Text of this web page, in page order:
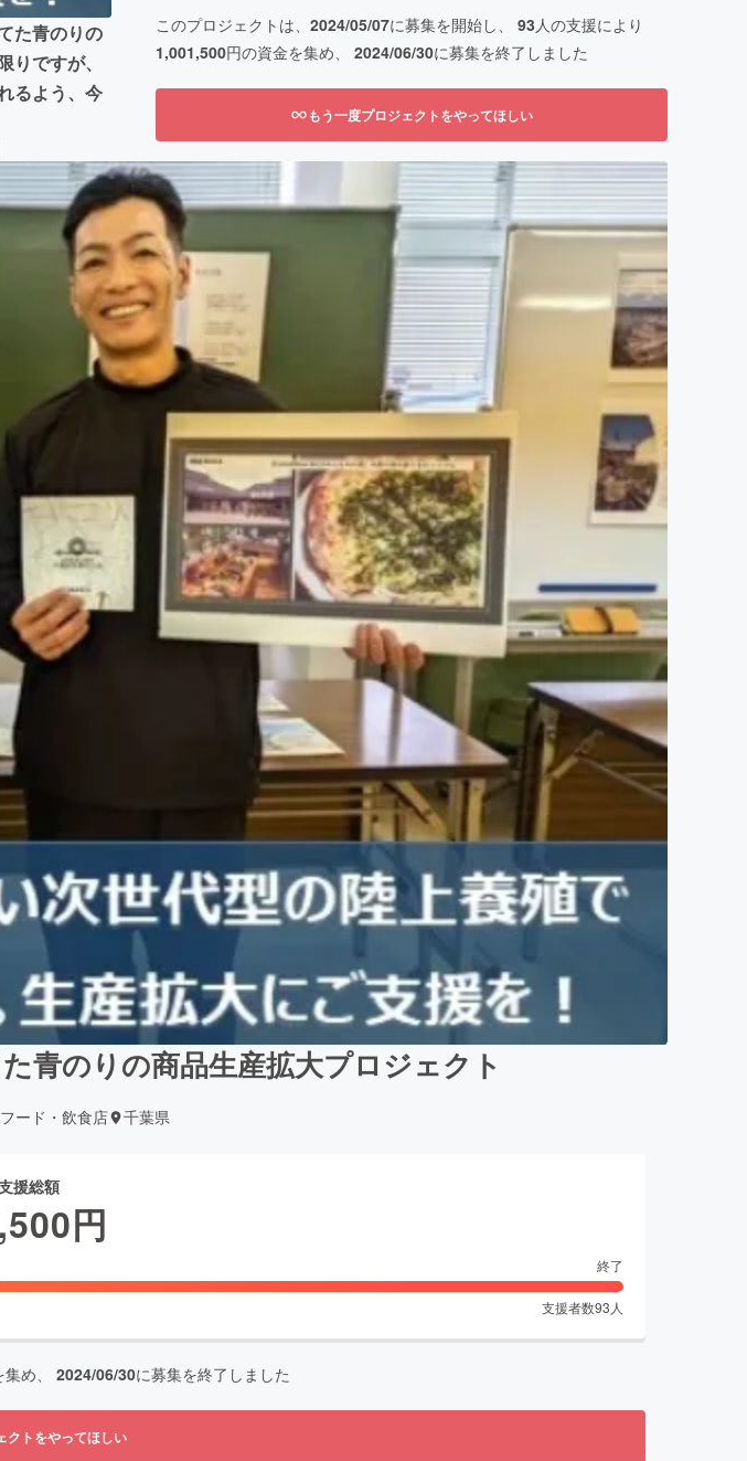
た青のりの
ですが、
るよう、今
このプロジェクトは、 2024/05/07に募集を開始し、 93人の支援により
1,001,500円の資金を集め、 2024/06/30に募集を終了しました
もう一度プロジェクトをやってほしい
青のりの商品生産拡大プロジェクト
フード・飲食店 千葉県
援総額
円
終了
支援者数93 人
め、 2024/06/30に募集を終了しました
クトをやってほしい